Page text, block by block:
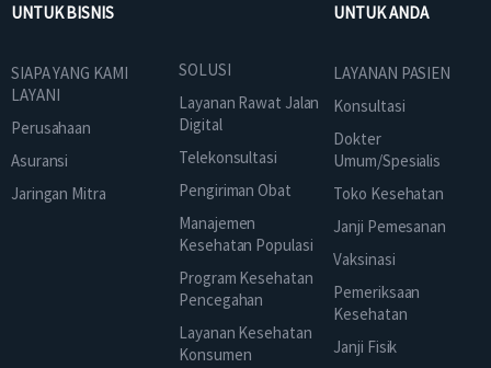
UNTUK BISNIS
SIAPA YANG KAMI
LAYANI
Perusahaan
Asuransi
Jaringan Mitra
SOLUSI
Layanan Rawat Jalan
Digital
Telekonsultasi
Pengiriman Obat
Manajemen
Kesehatan Populasi
Program Kesehatan
Pencegahan
Layanan Kesehatan
Konsumen
UNTUK ANDA
LAYANAN PASIEN
Konsultasi
Dokter
Umum/Spesialis
Toko Kesehatan
Janji Pemesanan
Vaksinasi
Pemeriksaan
Kesehatan
Janji Fisik